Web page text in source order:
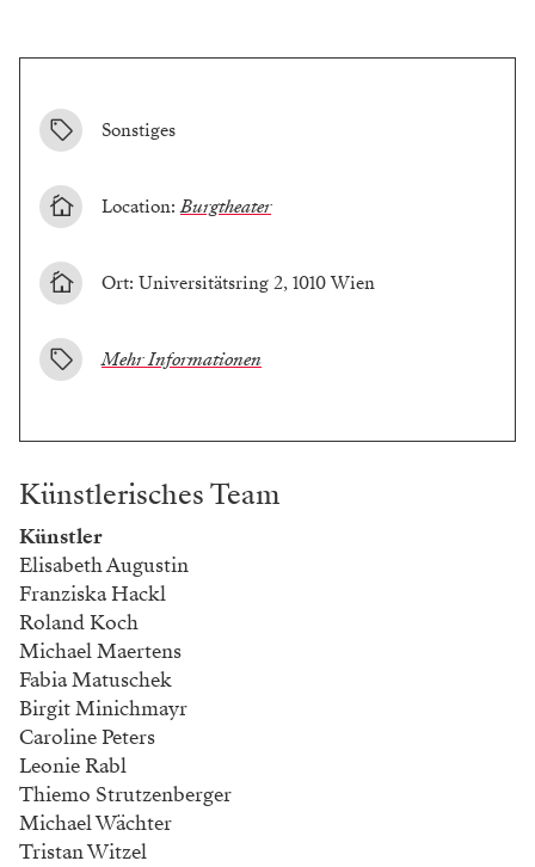
Sonstiges
Location:Burgtheater
Ort: Universitätsring 2, 1010 Wien
Mehr Informationen
Künstlerisches Team
Künstler
Elisabeth Augustin
Franziska Hackl
Roland Koch
Michael Maertens
Fabia Matuschek
Birgit Minichmayr
Caroline Peters
Leonie Rabl
Thiemo Strutzenberger
Michael Wächter
Tristan Witzel